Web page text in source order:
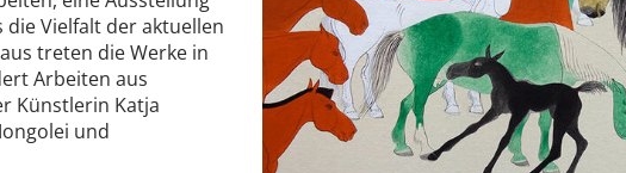
die Vielfalt der aktuellen
treten die Werke in
Arbeiten aus
Künstlerin Katja
und